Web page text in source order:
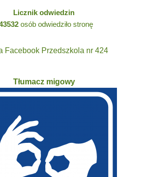
Licznik odwiedzin
osób odwiedziło stronę
Facebook Przedszkola nr 424
Tłumacz migowy